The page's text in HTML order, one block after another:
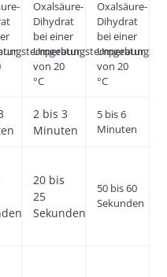
Oxalsäure-
Dihydrat
bei einer
Umgebungstemperatur
von 20
°C
Oxalsäure-
Dihydrat
bei einer
von 20
°C
2 bis 3
Minuten
5 bis 6
Minuten
20 bis
25
Sekunden
50 bis 60
Sekunden